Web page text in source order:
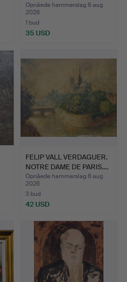
Opnåede hammerslag 6 aug
2026
1 bud
35 USD
FELIP VALL VERDAGUER.
NOTRE DAME DE PARIS.…
Opnåede hammerslag 6 aug
2026
3 bud
42 USD